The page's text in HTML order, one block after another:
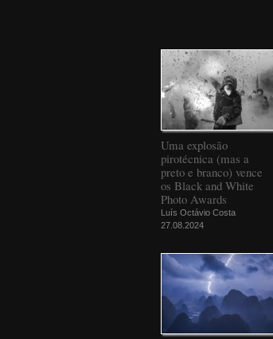
Uma explosão
pirotécnica (mas a
preto e branco) vence
os Black and White
Photo Awards
Luís Octávio Costa
27.08.2024